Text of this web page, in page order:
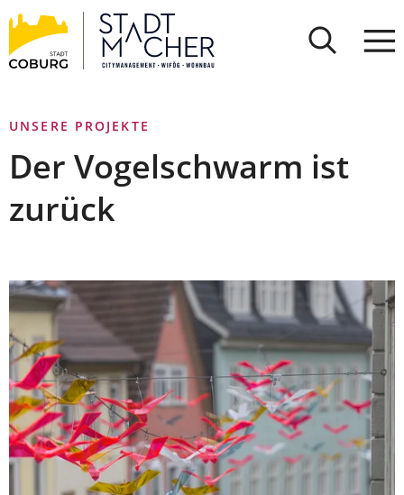
INHALT ANSPRINGEN
Stadt
Coburg
UNSERE PROJEKTE
Der Vogelschwarm ist
zurück